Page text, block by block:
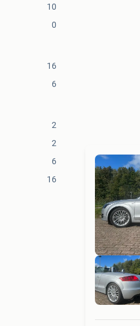
10
0
16
6
2
2
6
16